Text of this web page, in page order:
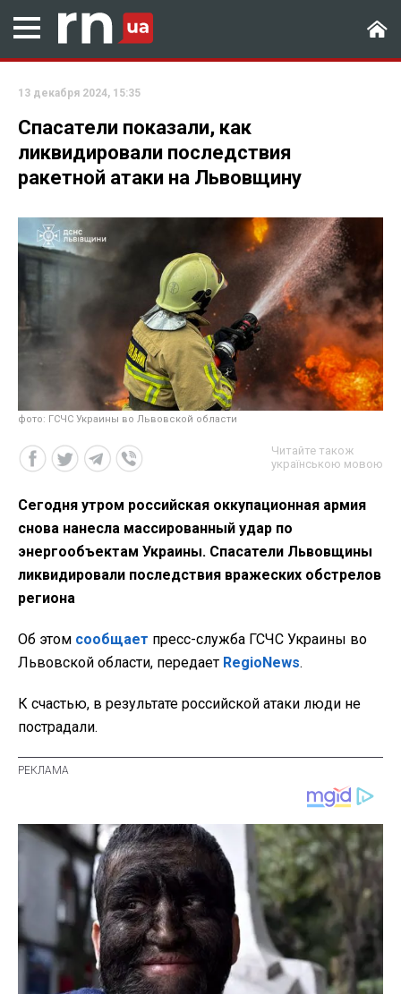
13 декабря 2024, 15:35
Спасатели показали, как
ликвидировали последствия
ракетной атаки на Львовщину
фото: ГСЧС Украины во Львовской области
Читайте також
українською мовою
Сегодня утром российская оккупационная армия
снова нанесла массированный удар по
энергообъектам Украины. Спасатели Львовщины
ликвидировали последствия вражеских обстрелов
региона
Об этом сообщает пресс-служба ГСЧС Украины во
Львовской области, передает RegioNews.
К счастью, в результате российской атаки люди не
пострадали.